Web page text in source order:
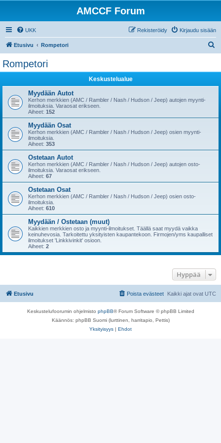
AMCCF Forum
UKK Kirjaudu sisään
Rekisteröidy
Etusivu Rompetori
Rompetori
Keskustelualue
Myydään Autot
Kerhon merkkien (AMC / Rambler / Nash / Hudson / Jeep) autojen myynti-
ilmoituksia. Varaosat erikseen.
Aiheet: 152
Myydään Osat
Kerhon merkkien (AMC / Rambler / Nash / Hudson / Jeep) osien myynti-
ilmoituksia.
Aiheet: 353
Ostetaan Autot
Kerhon merkkien (AMC / Rambler / Nash / Hudson / Jeep) autojen osto-
ilmoituksia. Varaosat erikseen.
Aiheet: 67
Ostetaan Osat
Kerhon merkkien (AMC / Rambler / Nash / Hudson / Jeep) osien osto-
ilmoituksia.
Aiheet: 610
Myydään / Ostetaan (muut)
Kaikkien merkkien osto ja myynti-ilmoitukset. Täällä saat myydä vaikka
keinuhevosia. Tarkoitettu yksityisten kaupantekoon. Firmojen/yms kaupalliset
ilmoitukset 'Linkkivinkit' osioon.
Aiheet: 2
Hyppää
Etusivu Kaikki ajat ovat UTC
Poista evästeet
Keskustelufoorumin ohjelmisto phpBB® Forum Software © phpBB Limited
Käännös: phpBB Suomi (lurttinen, harritapio, Pettis)
Yksityisyys | Ehdot